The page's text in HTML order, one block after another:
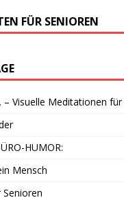
FÜR SENIOREN
– Visuelle Meditationen
HUMOR:
Mensch